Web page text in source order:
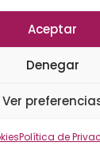
Aceptar
Denegar
Ver
Política de
Aviso legal·